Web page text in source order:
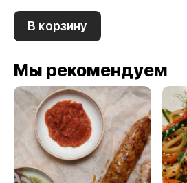
В корзину
Мы рекомендуем